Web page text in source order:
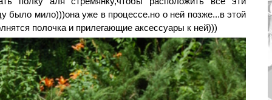
было мило)))она уже в процессе.но о ней позже...в этой
полочка и прилегающие аксессуары к ней)))